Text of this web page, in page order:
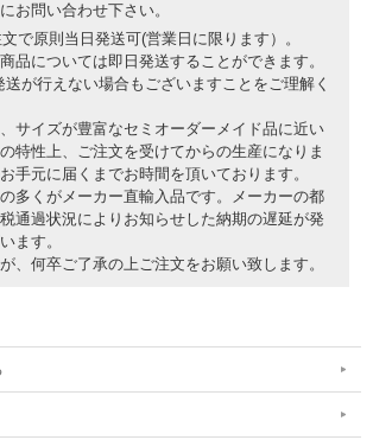
お問い合わせ下さい。
で原則当日発送可(営業日に限ります）。
品については即日発送することができます。
送が行えない場合もございますことをご理解く
サイズが豊富なセミオーダーメイド品に近い
特性上、ご注文を受けてからの生産になりま
手元に届くまでお時間を頂いております。
多くがメーカー直輸入品です。メーカーの都
通過状況によりお知らせした納期の遅延が発
ます。
、何卒ご了承の上ご注文をお願い致します。